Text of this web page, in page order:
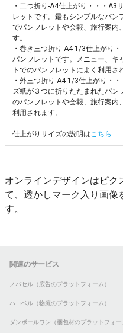
・二つ折り-A4仕上がり・・・A3
レットです。最もシンプルなパン
でパンフレットや会報、旅行案内
す。
・巻き三つ折り-A4 1/3仕上がり
パンフレットです。メニュー、キ
トでのパンフレットによく利用さ
・外三つ折り-A4 1/3仕上がり・
ズ紙が３つに折りたたまれたパ
のパンフレットや会報、旅行案内
利用されます。
仕上がりサイズの説明は こちら
オンラインデザインはピク
て、透かしマーク入り画像
す。
関連のサービス
ノバセル（広告のプラットフォーム）
ハコベル（物流のプラットフォーム）
ダンボールワン（梱包材のプラットフォー